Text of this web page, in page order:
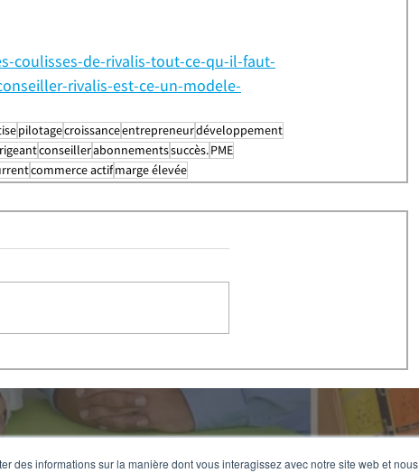
des informations sur la manière dont vous interagissez avec notre site web et nous
coulisses-de-rivalis-tout-ce-qu-il-faut-
rivalis-est-ce-un-modele-
pilotagecroissanceentrepreneurdéveloppement
conseillerabonnementssuccès.PME
commerce actifmarge élevée
Conseillers Rivalis